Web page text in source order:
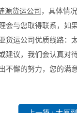
源货运公司 ，具体情
会与您取得联系，如
货运公司优质线路：
建议，我们会认真对
不懈的努力，您的满